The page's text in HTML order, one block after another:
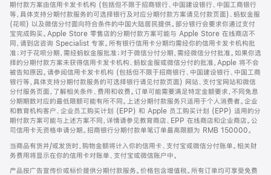
期付款方案由信用卡发卡机构 (包括但不限于招商银行、中国建设银行、中国工商银行
等，具体支持分期付款服务的可选择银行及对应分期付款方案请见付款页面)、蚂蚁金服
(花呗) 以及微信分付面向符合条件的中国大陆居民提供。部分银行会要求你通过支付
宝完成购买。Apple Store 零售店的分期付款方案可能与 Apple Store 在线商店不
同，请到店咨询 Specialist 专家。所有银行信用卡分期均需经你的信用卡发卡机构批
准；对于花呗分期，需经蚂蚁金服批准；对于微信分付分期，需经微信分付批准。如果你选
择的分期付款方案未获得信用卡发卡机构、蚂蚁金服或微信分付的批准，Apple 将不会
被告知原因。请参阅信用卡发卡机构 (包括但不限于招商银行、中国建设银行、中国工商
银行等，具体支持分期付款服务的可选择银行请见付款页面) 网站、支付宝网站和微信
分付服务页面，了解相关条件、费用和收费。订单可能需要满足特定金额要求，不同免息
分期期数对应的最低限额可能有所不同。上述分期付款服务只适用于个人消费者。企业
和教育机构客户、企业员工购买计划 (EPP) 和 Apple 员工购买计划 (EPP) 适用的分
期付款方案可能与上述方案不同，详情请参见教育商店、EPP 在线商店和企业商店。公
司信用卡无资格申请分期。招商银行分期付款单笔订单最高限额为 RMB 150000。
当商品有货并/或发货时，购物金额将计入你的信用卡、支付宝或微信分付账单。相关财
务费用将显示在你的信用卡对账单、支付宝或微信账户中。
产品按广告宣传价或标价提供分期付款服务。价格包含增值税。所有订单均可享受免费